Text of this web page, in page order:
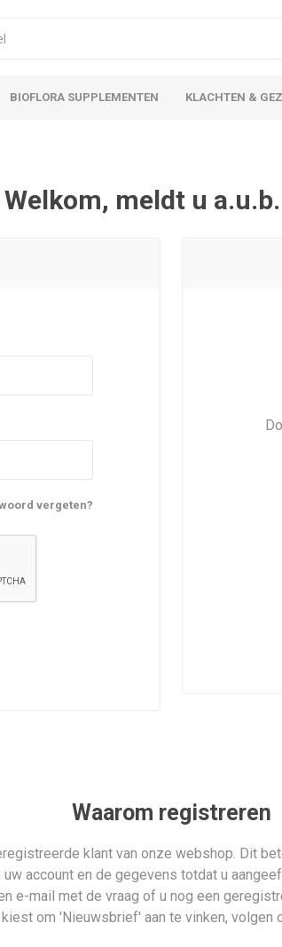
BIOFLORA SUPPLEMENTEN KLACHTEN &
Welkom, meldt u
vergeten?
Waarom registreren
klant van onze webshop. Dit
account en de gegevens totdat u
e-mail met de vraag of u nog een
kiest om 'Nieuwsbrief' aan te vinken, volgen